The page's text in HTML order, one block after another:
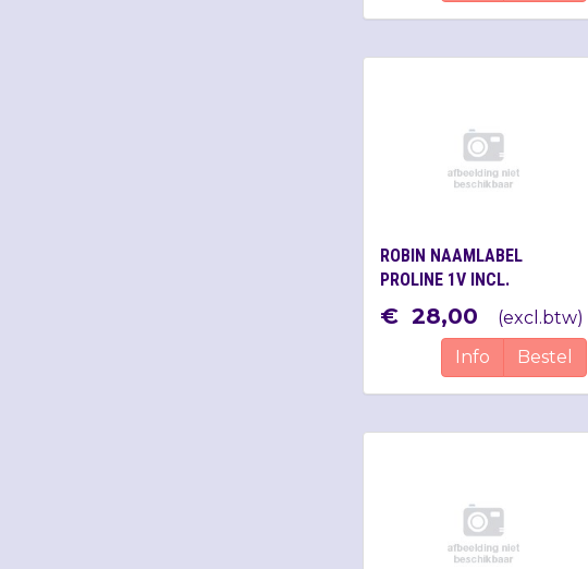
ROBIN NAAMLABEL
PROLINE 1V INCL.
GRAVEREN FOR 1 PIEZO
PUSHBUTTON
€ 28,00 (excl.btw)
Info
Bestel